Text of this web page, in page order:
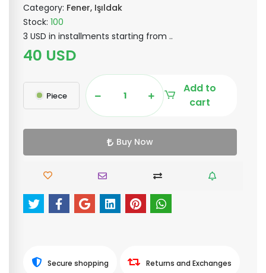
Category: Fener, Işıldak
Stock: 100
3 USD in installments starting from ..
40 USD
Piece
Add to
cart
Buy Now
Secure shopping Returns and Exchanges